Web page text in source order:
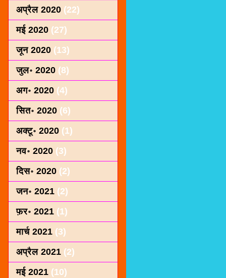
अप्रैल 2020 (22)
मई 2020 (27)
जून 2020 (13)
जुल॰ 2020 (8)
अग॰ 2020 (4)
सित॰ 2020 (6)
अक्टू॰ 2020 (1)
नव॰ 2020 (3)
दिस॰ 2020 (2)
जन॰ 2021 (2)
फ़र॰ 2021 (1)
मार्च 2021 (3)
अप्रैल 2021 (2)
मई 2021 (10)